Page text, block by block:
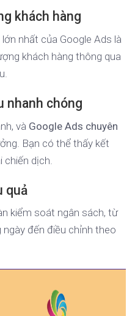
khách hàng
nhất của Google Ads là
khách hàng thông qua
nhanh chóng
và Google Ads chuyên
Bạn có thể thấy kết
chiến dịch.
quả
kiểm soát ngân sách, từ
đến điều chỉnh theo